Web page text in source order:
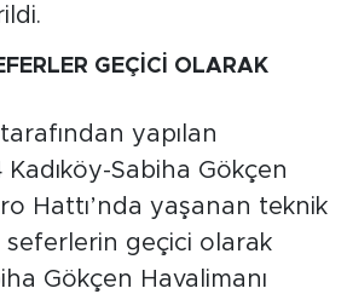
GEÇİCİ OLARAK
yapılan
Kadıköy-Sabiha Gökçen
Hattı’nda yaşanan teknik
seferlerin geçici olarak
Gökçen Havalimanı